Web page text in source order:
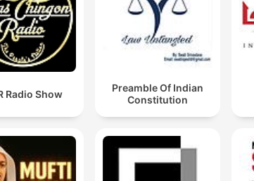
Radio Show
Preamble Of Indian
Constitution